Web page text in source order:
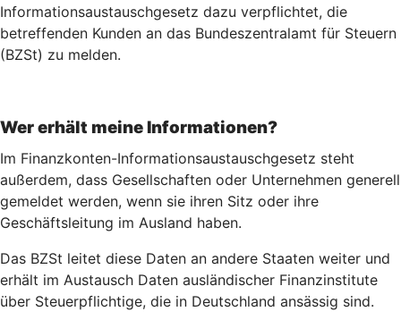
Informations­austausch­gesetz dazu verpflichtet, die
betreffenden Kunden an das Bundeszentralamt für Steuern
(BZSt) zu melden.
Wer erhält meine Informationen?
Im Finanzkonten-Informationsaustauschgesetz steht
außerdem, dass Gesellschaften oder Unternehmen generell
gemeldet werden, wenn sie ihren Sitz oder ihre
Geschäftsleitung im Ausland haben.
Das BZSt leitet diese Daten an andere Staaten weiter und
erhält im Austausch Daten ausländischer Finanzinstitute
über Steuerpflichtige, die in Deutschland ansässig sind.